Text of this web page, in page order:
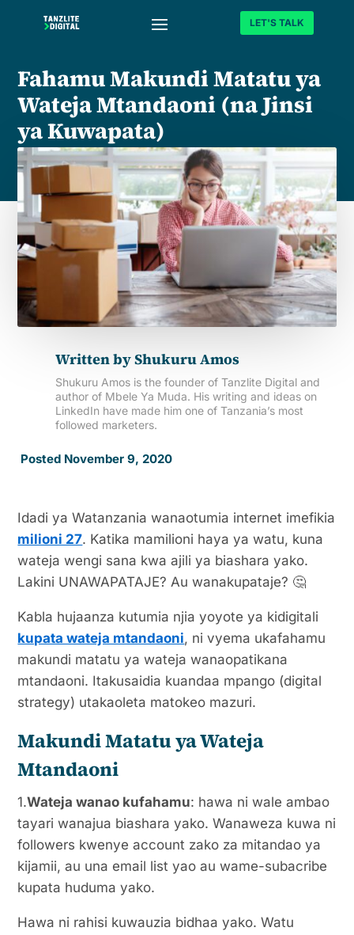
LET'S TALK
Fahamu Makundi Matatu ya
Wateja Mtandaoni (na Jinsi
ya Kuwapata)
Written byShukuru Amos
Shukuru Amos is the founder of Tanzlite Digital and
author of Mbele Ya Muda. His writing and ideas on
LinkedIn have made him one of Tanzania’s most
followed marketers.
Posted November 9, 2020
Idadi ya Watanzania wanaotumia internet imefikia
milioni 27. Katika mamilioni haya ya watu, kuna
wateja wengi sana kwa ajili ya biashara yako.
Lakini UNAWAPATAJE? Au wanakupataje? 🤔
Kabla hujaanza kutumia njia yoyote ya kidigitali
kupata wateja mtandaoni, ni vyema ukafahamu
makundi matatu ya wateja wanaopatikana
mtandaoni. Itakusaidia kuandaa mpango (digital
strategy) utakaoleta matokeo mazuri.
Makundi Matatu ya Wateja
Mtandaoni
1.Wateja wanao kufahamu: hawa ni wale ambao
tayari wanajua biashara yako. Wanaweza kuwa ni
followers kwenye account zako za mitandao ya
kijamii, au una email list yao au wame-subacribe
kupata huduma yako.
Hawa ni rahisi kuwauzia bidhaa yako. Watu